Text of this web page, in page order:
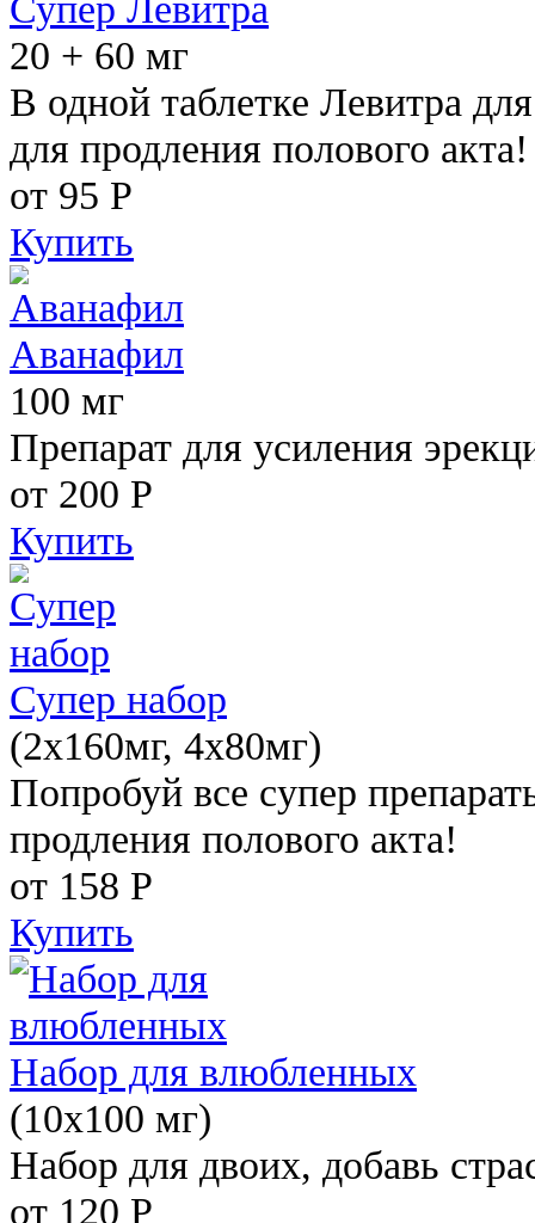
20 + 60 мг
В одной таблетке Левитра
для продления полового акта!
от 95 Р
Купить
Аванафил
100 мг
Препарат для усиления
от 200 Р
Купить
Супер набор
(2х160мг, 4х80мг)
Попробуй все супер
продления полового акта!
от 158 Р
Купить
Набор для влюбленных
(10х100 мг)
Набор для двоих, добавь
от 120 Р